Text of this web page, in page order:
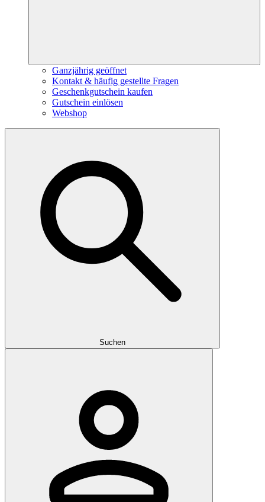
Ganzjährig geöffnet
Kontakt & häufig gestellte Fragen
Geschenkgutschein kaufen
Gutschein einlösen
Webshop
Suchen